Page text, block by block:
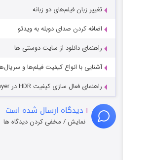
تغییر زبان فیلم‌های دو زبانه
اضافه کردن صدای دوبله به ویدئو
راهنمای دانلود از سایت دوستی ها
آشنایی با انواع کیفیت فیلم‌ها و
راهنمای فعال سازی کیفیت HDR در PotPlayer
۱ دیدگاه ارسال شده است
نمایش / مخفی کردن دیدگاه ها